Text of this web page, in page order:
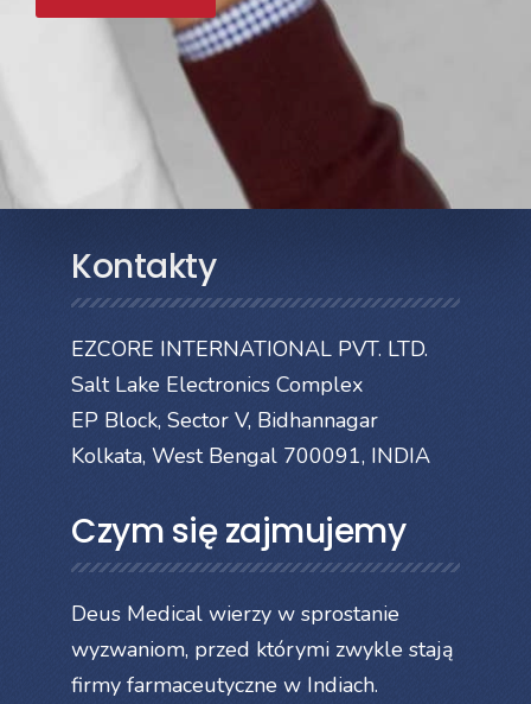
Kontakty
EZCORE INTERNATIONAL PVT. LTD.
Salt Lake Electronics Complex
EP Block, Sector V, Bidhannagar
Kolkata, West Bengal 700091, INDIA
Czym się zajmujemy
Deus Medical wierzy w sprostanie
wyzwaniom, przed którymi zwykle stają
firmy farmaceutyczne w Indiach.